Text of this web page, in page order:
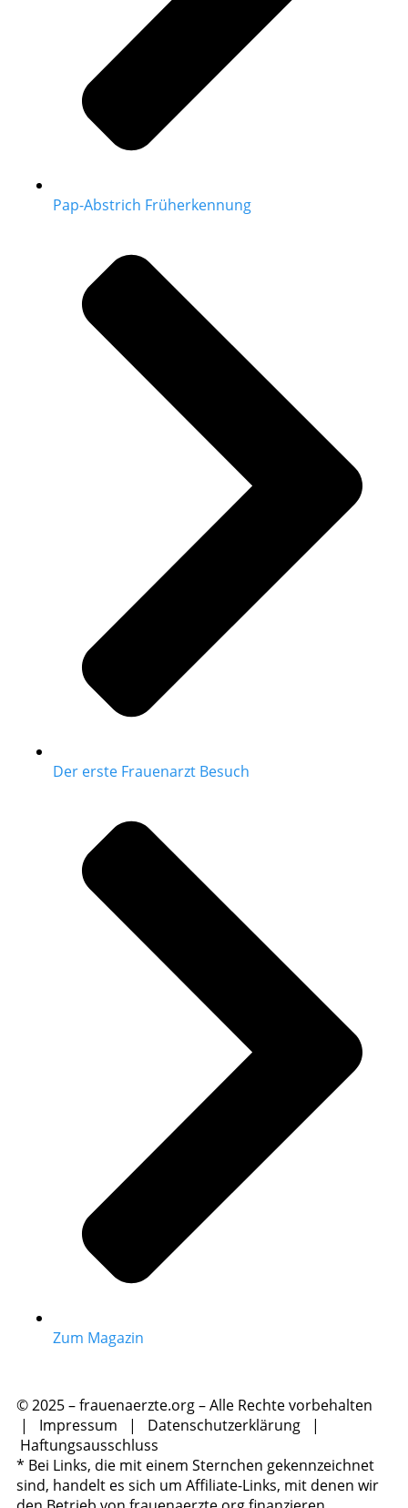
Pap-Abstrich Früherkennung
Der erste Frauenarzt Besuch
Zum Magazin
© 2025 – frauenaerzte.org – Alle Rechte vorbehalten
| Impressum | Datenschutzerklärung |
Haftungsausschluss
* Bei Links, die mit einem Sternchen gekennzeichnet
sind, handelt es sich um Affiliate-Links, mit denen wir